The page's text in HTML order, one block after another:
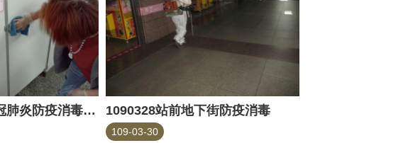
10902-10903新冠肺炎防疫消毒-花木 1090328站前地下街防疫消毒
109-03-30